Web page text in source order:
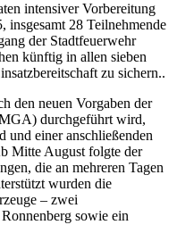
intensiver Vorbereitung
insgesamt 28 Teilnehmende
der Stadtfeuerwehr
künftig in allen sieben
zu sichern..
den neuen Vorgaben der
durchgeführt wird,
und einer anschließenden
Mitte August folgte der
die an mehreren Tagen
wurden die
– zwei
sowie ein